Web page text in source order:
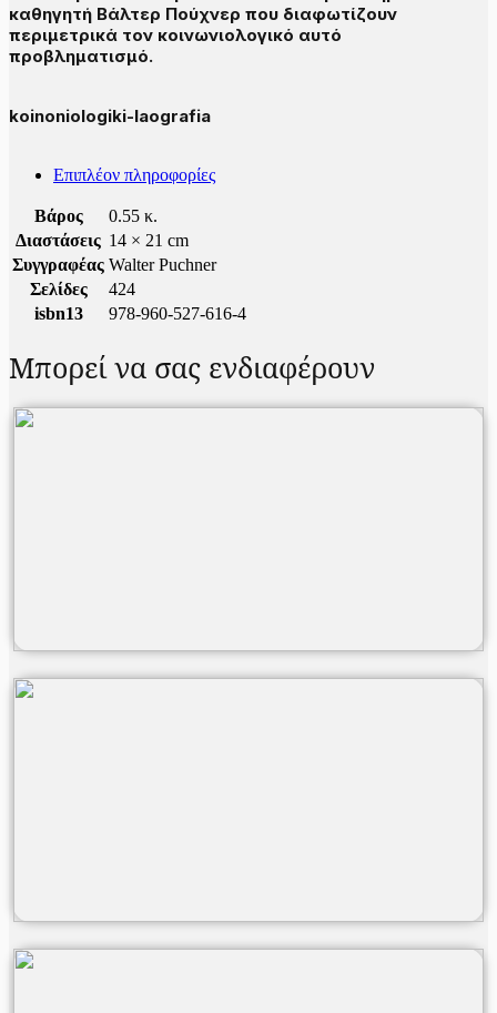
καθηγητή Βάλτερ Πούχνερ που διαφωτίζουν
περιμετρικά τον κοινωνιολογικό αυτό
προβληματισμό.
koinoniologiki-laografia
Επιπλέον πληροφορίες
Βάρος
0.55 κ.
Διαστάσεις 14 × 21 cm
Συγγραφέας Walter Puchner
Σελίδες
424
isbn13
978-960-527-616-4
Μπορεί να σας ενδιαφέρουν